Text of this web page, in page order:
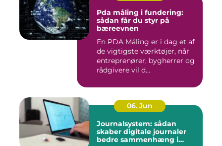
Pda måling i fundering:
sådan får du styr på
bæreevnen
En PDA Måling er i dag et af
de vigtigste værktøjer, når
entreprenører, bygherrer og
rådgivere vil d...
06. Jun
Journalsystem: sådan
skaber digitale journaler
bedre sammenhæng i